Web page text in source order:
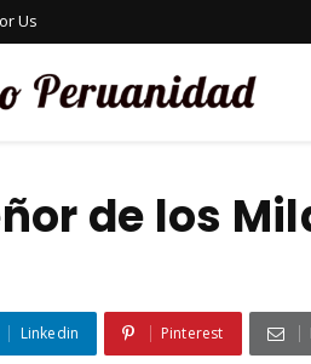
Us
de los
Linkedin Pinterest